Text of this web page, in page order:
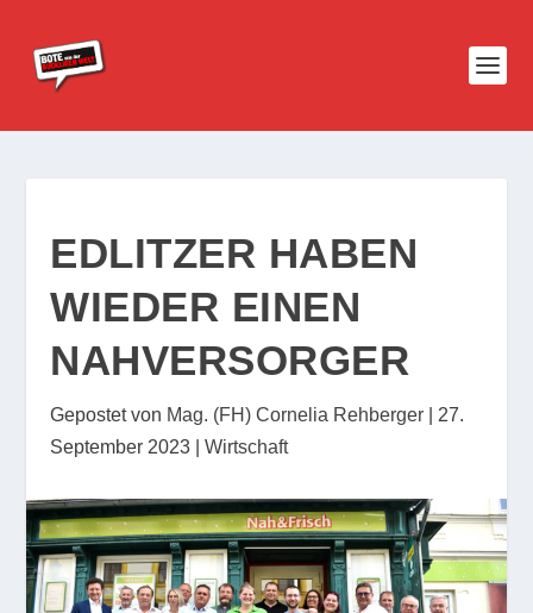
EDLITZER HABEN
WIEDER EINEN
NAHVERSORGER
Gepostet von Mag. (FH) Cornelia Rehberger
27.
September 2023 |Wirtschaft